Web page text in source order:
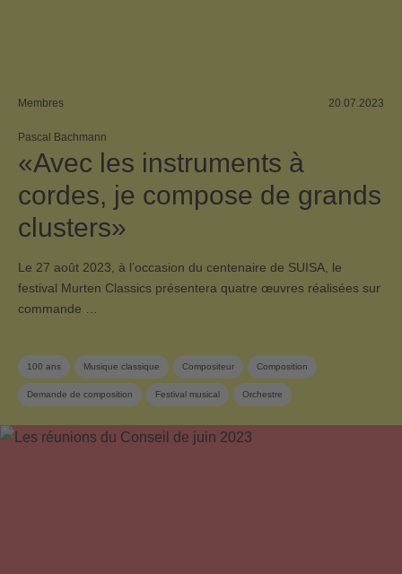
Membres 20.07.2023
Pascal Bachmann
«Avec les instruments à
cordes, je compose de grands
clusters»
Le 27 août 2023, à l’occasion du centenaire de SUISA, le
festival Murten Classics présentera quatre œuvres réalisées sur
commande …
100 ans Musique classique Compositeur Composition
Demande de composition Festival musical Orchestre